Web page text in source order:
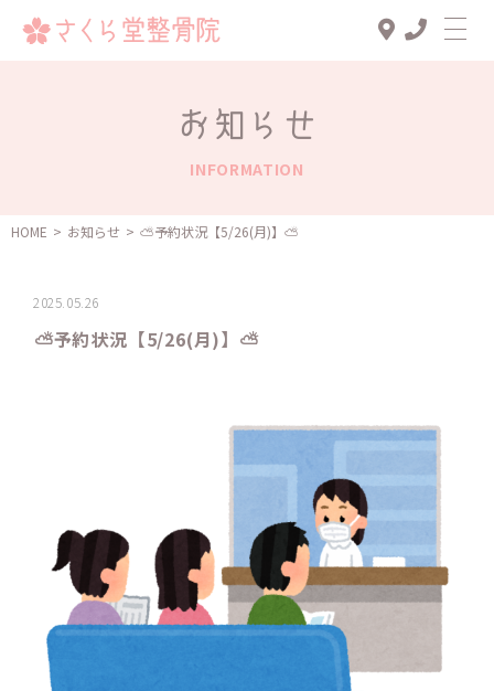
診療メニュー
スタッフ一覧
お知らせ
INFORMATION
HOME > お知らせ > ️️️⛅️予約状況【5/26(月)】️️️⛅️
2025.05.26
️️️⛅️予約状況【5/26(月)】️️️⛅️